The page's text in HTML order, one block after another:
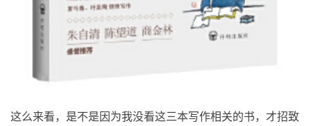
这么来看，是不是因为我没看这三本写作相关的书，才招致